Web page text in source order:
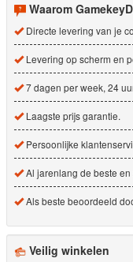
Waarom
Directe levering van je
Levering op scherm en
7 dagen per week, 24
Laagste prijs garantie.
Persoonlijke
Al jarenlang de beste en
Als beste beoordeeld
Veilig winkelen